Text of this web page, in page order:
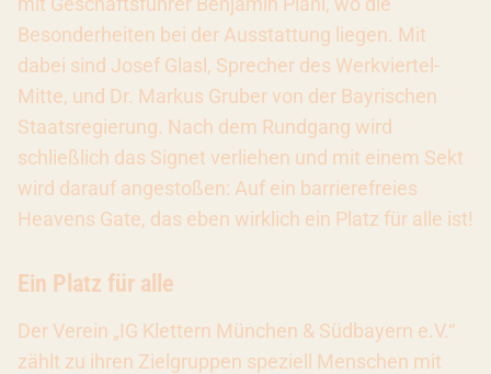
Besonderheiten bei der Ausstattung liegen. Mit
dabei sind Josef Glasl, Sprecher des Werkviertel-
Mitte, und Dr. Markus Gruber von der Bayrischen
Staatsregierung. Nach dem Rundgang wird
schließlich das Signet verliehen und mit einem Sekt
wird darauf angestoßen: Auf ein barrierefreies
Heavens Gate, das eben wirklich ein Platz für alle ist!
Ein Platz für alle
Der Verein „IG Klettern München & Südbayern e.V.“
zählt zu ihren Zielgruppen speziell Menschen mit